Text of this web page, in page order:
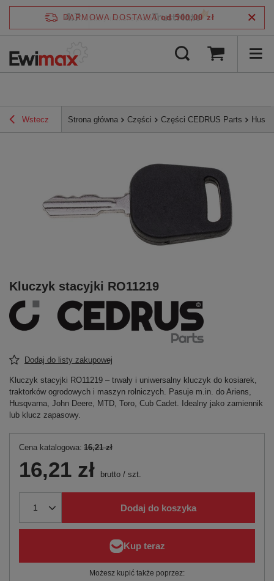
DARMOWA DOSTAWA od 500,00 zł
Wstecz Strona główna Części Części CEDRUS Parts
Kluczyk stacyjki RO11219
Dodaj do listy zakupowej
Kluczyk stacyjki RO11219 – trwały i uniwersalny kluczyk do kosiarek,
traktorków ogrodowych i maszyn rolniczych. Pasuje m.in. do Ariens,
Husqvarna, John Deere, MTD, Toro, Cub Cadet. Idealny jako zamiennik
lub klucz zapasowy.
Cena katalogowa: 16,21 zł
16,21 zł brutto / szt.
Dodaj do koszyka
Możesz kupić także poprzez:
4.7/5 zweryfikowane przez